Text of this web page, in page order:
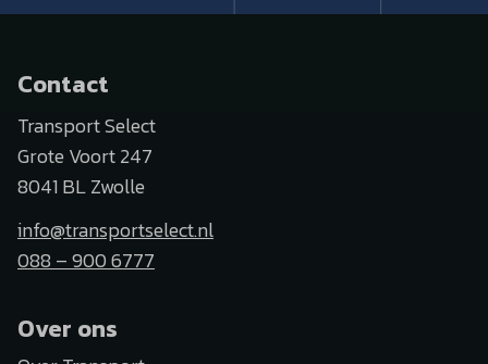
Contact
Transport Select
Grote Voort 247
8041 BL Zwolle
info@transportselect.nl
088 – 900 6777
Over ons